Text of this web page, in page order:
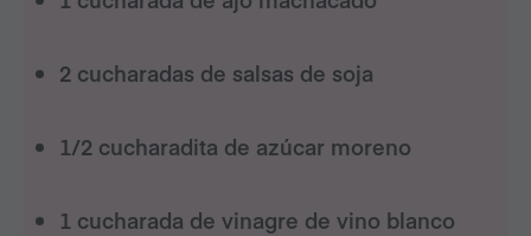
2 cucharadas de salsas de soja
1/2 cucharadita de azúcar moreno
1 cucharada de vinagre de vino blanco